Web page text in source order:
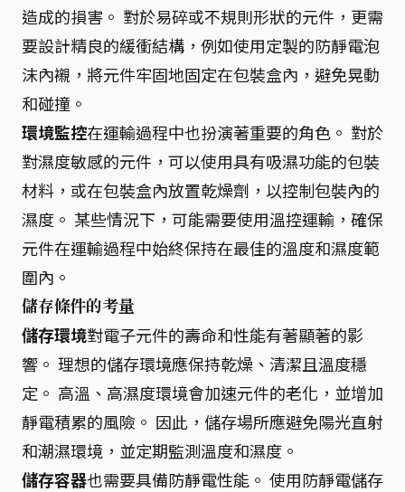
造成的損害。 對於易碎或不規則形狀的元件，更需
要設計精良的緩衝結構，例如使用定製的防靜電泡
沫內襯，將元件牢固地固定在包裝盒內，避免晃動
和碰撞。
環境監控在運輸過程中也扮演著重要的角色。 對於
對濕度敏感的元件，可以使用具有吸濕功能的包裝
材料，或在包裝盒內放置乾燥劑，以控制包裝內的
濕度。 某些情況下，可能需要使用溫控運輸，確保
元件在運輸過程中始終保持在最佳的溫度和濕度範
圍內。
儲存條件的考量
儲存環境對電子元件的壽命和性能有著顯著的影
響。 理想的儲存環境應保持乾燥、清潔且溫度穩
定。 高溫、高濕度環境會加速元件的老化，並增加
靜電積累的風險。 因此，儲存場所應避免陽光直射
和潮濕環境，並定期監測溫度和濕度。
儲存容器也需要具備防靜電性能。 使用防靜電儲存